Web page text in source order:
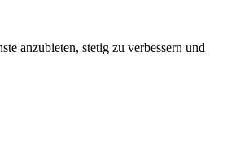
anzubieten, stetig zu verbessern und